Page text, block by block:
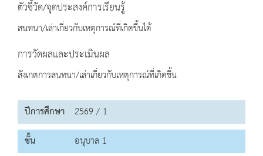
ตัวชี้วัด/จุดประสงค์การเรียนรู้
สนทนา/เล่าเกี่ยวกับเหตุการณ์ที่เกิดขึ้นได้
การวัดผลและประเมินผล
สังเกตการสนทนา/เล่าเกี่ยวกับเหตุการณ์ที่เกิดขึ้น
ปีการศึกษา 2569 / 1
ชั้น
อนุบาล 1